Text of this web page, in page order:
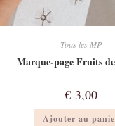
Tous les MP
Marque-page Fruits
€ 3,00
Ajouter au